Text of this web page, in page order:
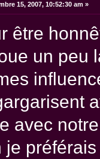
15, 2007, 10:52:30 am »
être
un peu
avec
je